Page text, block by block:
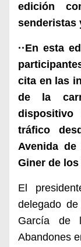
edición
senderistas
··En esta
cita en las
de la
tráfico
Avenida
Giner de los
El
del egado
García de
Abandones